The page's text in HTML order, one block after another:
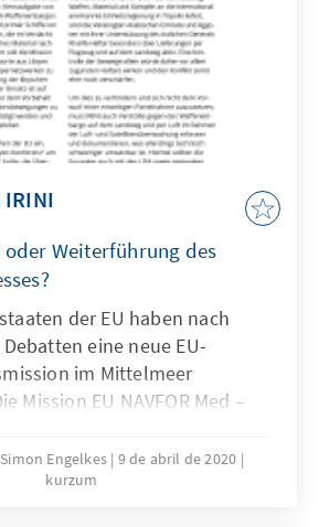
Weiterführung des
der EU haben nach
eine neue EU-
im Mittelmeer
Mission EU NAVFOR Med –
per Satellit vor allem die
internationalen
Engelkes 9 de abril de 2020
kurzum